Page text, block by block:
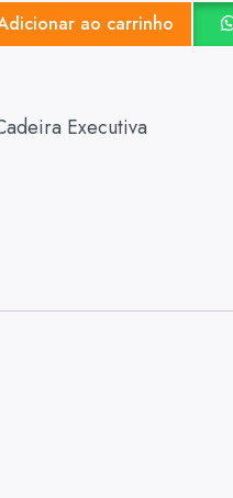
ao carrinho
Executiva